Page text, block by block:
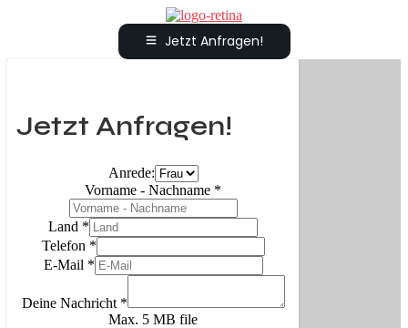
Jetzt Anfragen!
Jetzt Anfragen!
Anrede:
Vorname - Nachname *
Land *
Telefon *
E-Mail *
Deine Nachricht *
Max. 5 MB file